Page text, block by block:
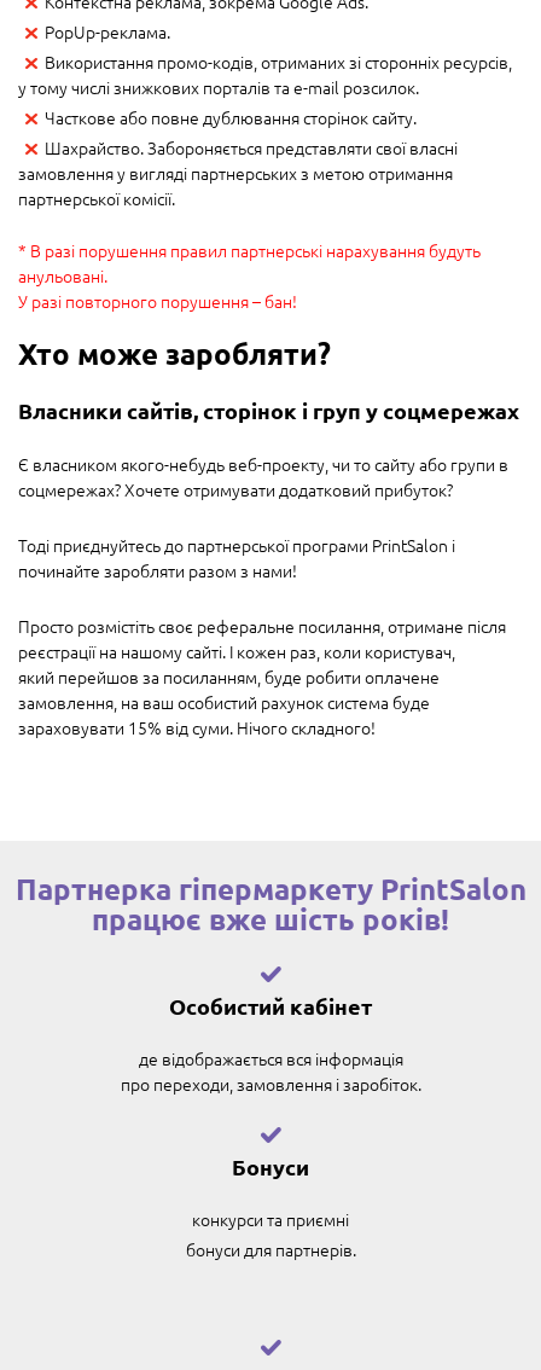
PopUp-реклама.
Використання промо-кодів, отриманих зі сторонніх ресурсів,
у тому числі знижкових порталів та e-mail розсилок.
Часткове або повне дублювання сторінок сайту.
Шахрайство. Забороняється представляти свої власні
замовлення у вигляді партнерських з метою отримання
партнерської комісії.
* В разі порушення правил партнерські нарахування будуть
анульовані.
У разі повторного порушення – бан!
Хто може заробляти?
Власники сайтів, сторінок і груп у соцмережах
Є власником якого-небудь веб-проекту, чи то сайту або групи в
соцмережах? Хочете отримувати додатковий прибуток?
Тоді приєднуйтесь до партнерської програми PrintSalon і
починайте заробляти разом з нами!
Просто розмістіть своє реферальне посилання, отримане після
реєстрації на нашому сайті. І кожен раз, коли користувач,
який перейшов за посиланням,буде робити оплачене
замовлення, на ваш особистий рахунок система буде
зараховувати 15% від суми. Нічого складного!
Партнерка гіпермаркету PrintSalon
працює вже шість років!
Особистий кабінет
де відображається вся інформація
про переходи, замовлення і заробіток.
Бонуси
конкурси та приємні
бонуси для партнерів.